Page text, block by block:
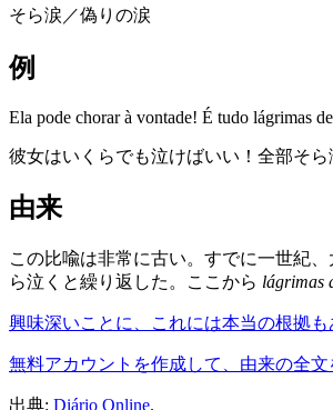
そら涙／偽りの涙
例
Ela pode chorar à vontade! É tudo lágrimas
彼女はいくらでも泣けばいい！全部そら
由来
この比喩は非常に古い。すでに一世紀
ら泣くと繰り返した。ここから lágrimas
興味深いことに、これには本当の根拠
無料アカウントを作成して、由来の全文
出典: Diário Online.